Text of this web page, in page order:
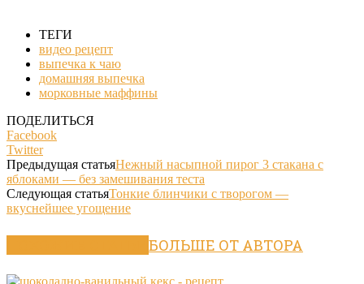
ТЕГИ
видео рецепт
выпечка к чаю
домашняя выпечка
морковные маффины
ПОДЕЛИТЬСЯ
Facebook
Twitter
Предыдущая статьяНежный насыпной пирог 3 стакана с
яблоками — без замешивания теста
Следующая статьяТонкие блинчики с творогом —
вкуснейшее угощение
БОЛЬШЕ ОТ АВТОРА